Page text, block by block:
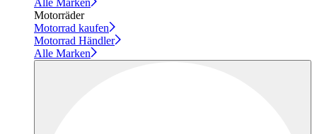
Alle Marken
Motorräder
Motorrad kaufen
Motorrad Händler
Alle Marken